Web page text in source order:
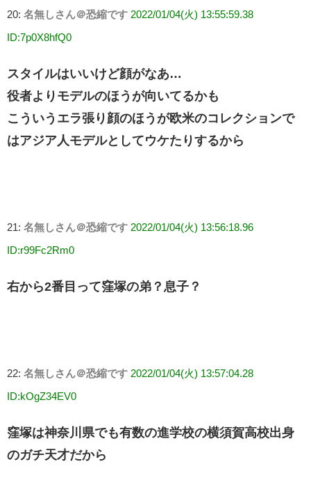
20: 名無しさん＠恐縮です 2022/01/04(火) 13:55:59.38
ID:7p0X8hfQ0
スタイルはいいけど顔がなあ…
役者よりモデルのほうが向いてるかも
こういうエラ張り顔のほうが欧米のコレクションで
はアジア人モデルとしてウケたりするから
21: 名無しさん＠恐縮です 2022/01/04(火) 13:56:18.96
ID:r99Fc2Rm0
右から2番目って窪塚の弟？息子？
22: 名無しさん＠恐縮です 2022/01/04(火) 13:57:04.28
ID:kOgZ34EV0
窪塚は神奈川県でも有数の進学校の横須賀高校出身
のガチ天才だから